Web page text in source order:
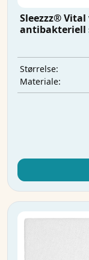
Sleezzz®
antibakteriell
Størrelse:
Materiale: